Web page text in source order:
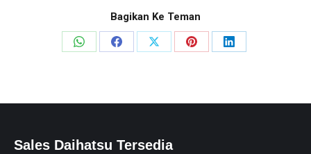
Bagikan Ke Teman
Share
Share
Share
Share
Share
Sales Daihatsu Tersedia